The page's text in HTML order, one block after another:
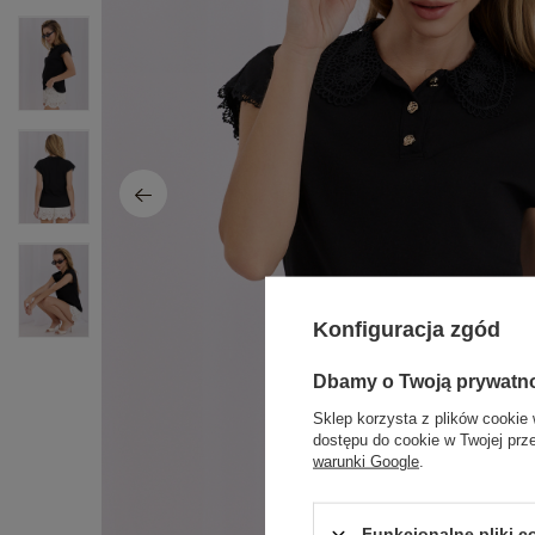
Konfiguracja zgód
Dbamy o Twoją
Sklep korzysta z plików cookie
dostępu do cookie w Twojej
warunki Google